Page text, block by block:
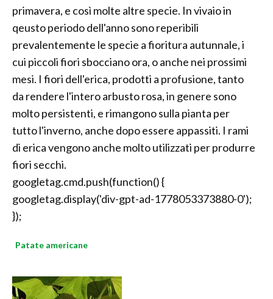
primavera, e così molte altre specie. In vivaio in
qeusto periodo dell'anno sono reperibili
prevalentemente le specie a fioritura autunnale, i
cui piccoli fiori sbocciano ora, o anche nei prossimi
mesi. I fiori dell'erica, prodotti a profusione, tanto
da rendere l'intero arbusto rosa, in genere sono
molto persistenti, e rimangono sulla pianta per
tutto l'inverno, anche dopo essere appassiti. I rami
di erica vengono anche molto utilizzati per produrre
fiori secchi.
googletag.cmd.push(function() {
googletag.display('div-gpt-ad-1778053373880-0');
});
Patate americane